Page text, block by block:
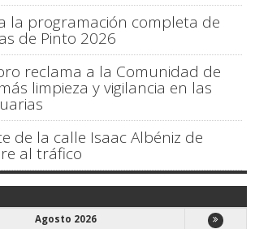
la programación completa de
de Pinto 2026
reclama a la Comunidad de
limpieza y vigilancia en las
de la calle Isaac Albéniz de
al tráfico
Agosto 2026